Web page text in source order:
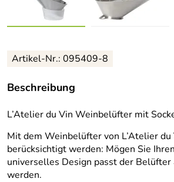
Artikel-Nr.: 095409-8
Beschreibung
L’Atelier du Vin Weinbelüfter mit
Mit dem Weinbelüfter von L’Atelier
berücksichtigt werden: Mögen Sie
universelles Design passt der Belüfter
werden.